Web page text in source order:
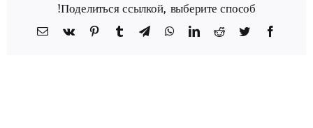
Поделиться ссылкой, выберите способ!
Facebook
Twitter
Reddit
LinkedIn
WhatsApp
Telegram
Tumblr
Pinterest
Vk
כתובת